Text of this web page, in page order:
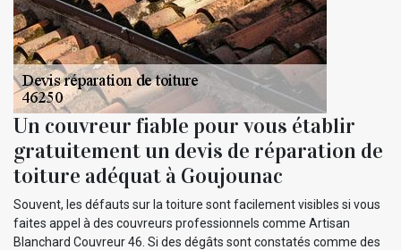
Un couvreur fiable pour vous établir
gratuitement un devis de réparation de
toiture adéquat à Goujounac
Souvent, les défauts sur la toiture sont facilement visibles si vous
faites appel à des couvreurs professionnels comme Artisan
Blanchard Couvreur 46. Si des dégâts sont constatés comme des